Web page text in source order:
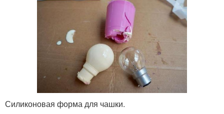
Силиконовая форма для чашки.